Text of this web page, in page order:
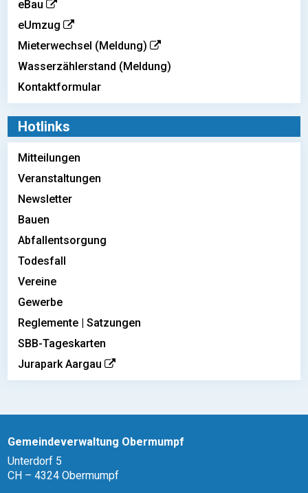
eBau
eUmzug
Mieterwechsel (Meldung)
Wasserzählerstand (Meldung)
Kontaktformular
Hotlinks
Mitteilungen
Veranstaltungen
Newsletter
Bauen
Abfallentsorgung
Todesfall
Vereine
Gewerbe
Reglemente | Satzungen
SBB-Tageskarten
Jurapark Aargau
Gemeindeverwaltung Obermumpf
Unterdorf 5
CH – 4324 Obermumpf